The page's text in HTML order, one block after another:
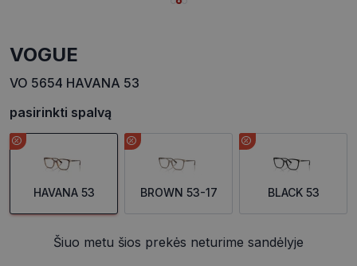
VOGUE
VO 5654 HAVANA 53
pasirinkti spalvą
HAVANA 53 BROWN 53-17 BLACK 53
Šiuo metu šios prekės neturime sandėlyje